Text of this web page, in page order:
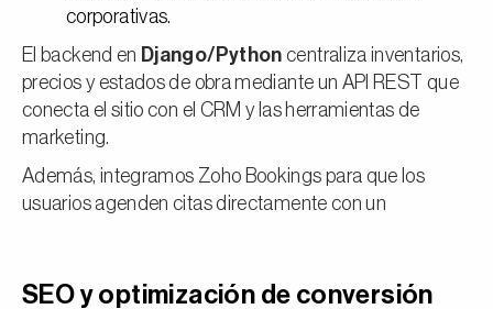
corporativas.
El backend en Django/Python centraliza inventarios,
precios y estados de obra mediante un API REST que
conecta el sitio con el CRM y las herramientas de
marketing.
Además, integramos Zoho Bookings para que los
usuarios agenden citas directamente con un
SEO y optimización de conversión